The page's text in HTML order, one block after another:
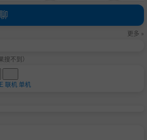
更多 »
不到）
联机单机